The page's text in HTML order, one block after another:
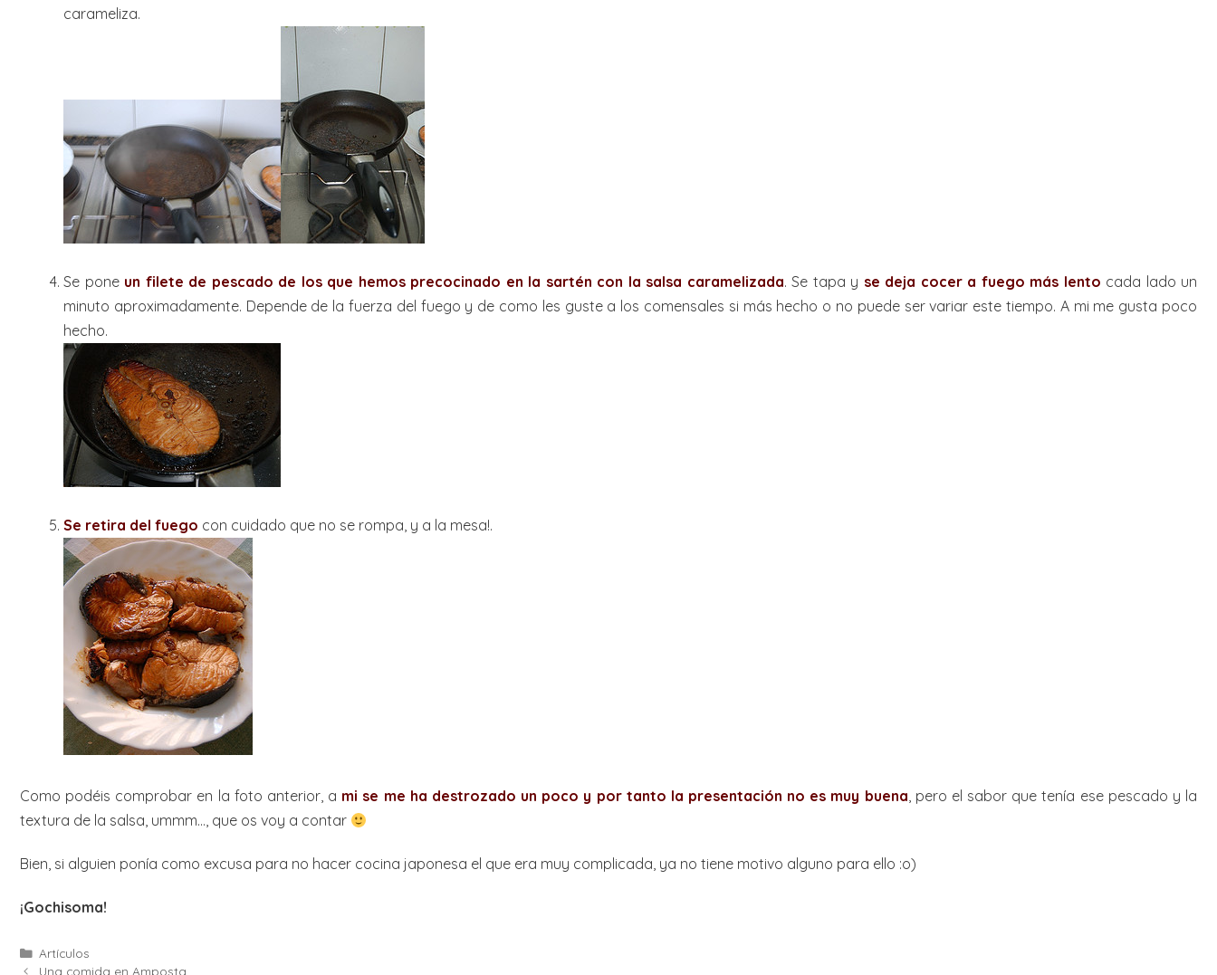
carameliza.
Se pone un filete de pescado de los que hemos precocinado en la sartén con la salsa caramelizada. Se tapa y se deja cocer a fuego más lento cada lado un
minuto aproximadamente. Depende de la fuerza del fuego y de como les guste a los comensales si más hecho o no puede ser variar este tiempo. A mi me gusta poco
hecho.
Se retira del fuego con cuidado que no se rompa, y a la mesa!.
Como podéis comprobar en la foto anterior, a mi se me ha destrozado un poco y por tanto la presentación no es muy buena , pero el sabor que tenía ese pescado y la
textura de la salsa, ummm…, que os voy a contar
Bien, si alguien ponía como excusa para no hacer cocina japonesa el que era muy complicada, ya no tiene motivo alguno para ello :o)
¡Gochisoma!
Categories
Artículos
Una comida en Amposta